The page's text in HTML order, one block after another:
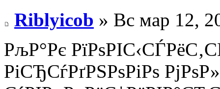
Riblyicob » Вс мар 12,
РљР°Рє
РіСЂСѓРґРЅРѕРіРѕ